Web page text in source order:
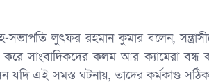
সহ-সভাপতি লুৎফর রহমান কুমার বলেন,
সাংবাদিকদের কলম আর ক্যামেরা
এই সমস্ত ঘটনায়, তাদের কর্মকাণ্ড